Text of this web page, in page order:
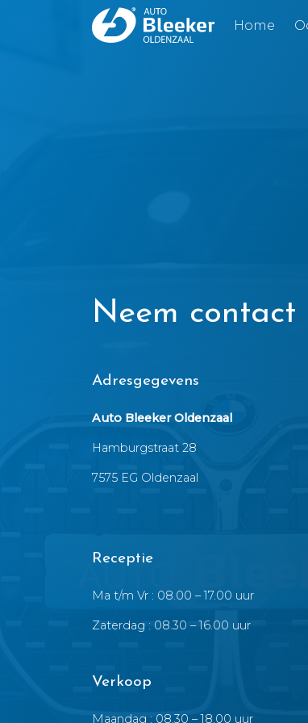
Home
Neem contact
Adresgegevens
Auto Bleeker Oldenzaal
Hamburgstraat 28
7575 EG Oldenzaal
Receptie
Ma t/m Vr : 08.00 – 17.00 uur
Zaterdag : 08.30 – 16.00 uur
Verkoop
Maandag : 08.30 – 18.00 uur